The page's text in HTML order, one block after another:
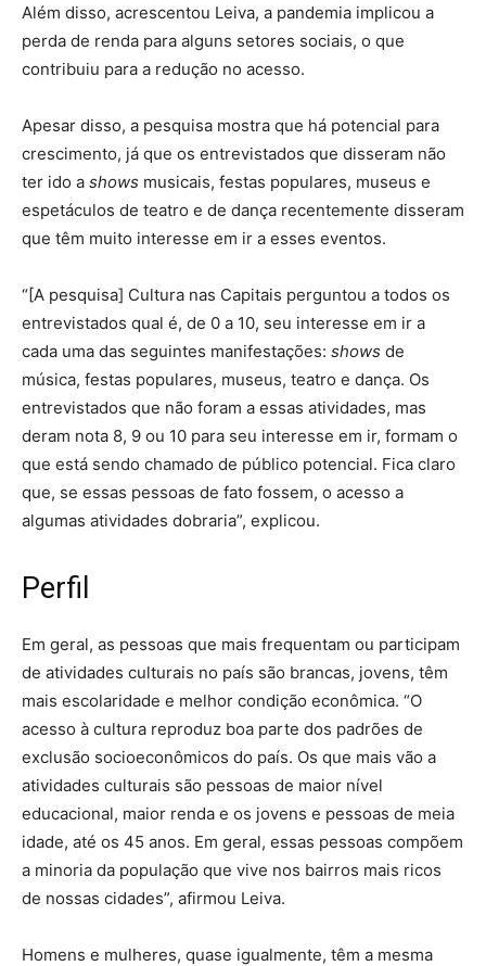
Além disso, acrescentou Leiva, a pandemia implicou a
perda de renda para alguns setores sociais, o que
contribuiu para a redução no acesso.
Apesar disso, a pesquisa mostra que há potencial para
crescimento, já que os entrevistados que disseram não
ter ido a shows musicais, festas populares, museus e
espetáculos de teatro e de dança recentemente disseram
que têm muito interesse em ir a esses eventos.
“[A pesquisa] Cultura nas Capitais perguntou a todos os
entrevistados qual é, de 0 a 10, seu interesse em ir a
cada uma das seguintes manifestações: shows de
música, festas populares, museus, teatro e dança. Os
entrevistados que não foram a essas atividades, mas
deram nota 8, 9 ou 10 para seu interesse em ir, formam o
que está sendo chamado de público potencial. Fica claro
que, se essas pessoas de fato fossem, o acesso a
algumas atividades dobraria”, explicou.
Perfil
Em geral, as pessoas que mais frequentam ou participam
de atividades culturais no país são brancas, jovens, têm
mais escolaridade e melhor condição econômica. “O
acesso à cultura reproduz boa parte dos padrões de
exclusão socioeconômicos do país. Os que mais vão a
atividades culturais são pessoas de maior nível
educacional, maior renda e os jovens e pessoas de meia
idade, até os 45 anos. Em geral, essas pessoas compõem
a minoria da população que vive nos bairros mais ricos
de nossas cidades”, afirmou Leiva.
Homens e mulheres, quase igualmente, têm a mesma